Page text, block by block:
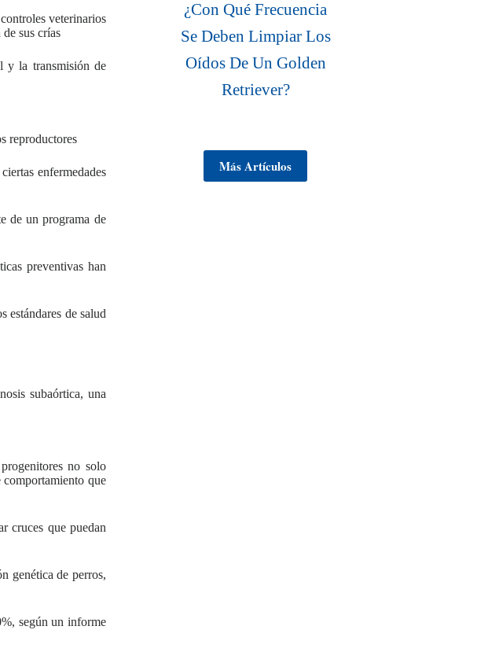
veterinarios
sus crías
y la transmisión de
reproductores
enfermedades
de un programa de
preventivas han
estándares de salud
subaórtica, una
no solo
comportamiento que
cruces que puedan
genética de perros,
según un informe
¿Con Qué Frecuencia
Se Deben Limpiar Los
Oídos De Un Golden
Retriever?
Más Artículos